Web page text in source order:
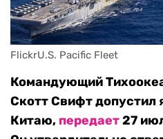
FlickrU.S. Pacific Fleet
Командующий
Скотт Свифт допустил
Китаю, передает27